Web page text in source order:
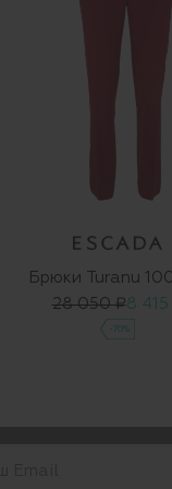
28 050 ₽8 415
-70%